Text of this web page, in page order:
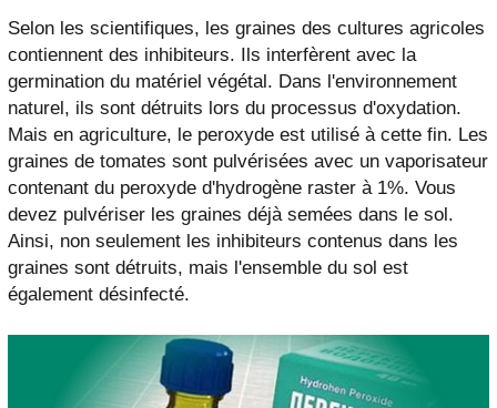
Selon les scientifiques, les graines des cultures agricoles
contiennent des inhibiteurs. Ils interfèrent avec la
germination du matériel végétal. Dans l'environnement
naturel, ils sont détruits lors du processus d'oxydation.
Mais en agriculture, le peroxyde est utilisé à cette fin. Les
graines de tomates sont pulvérisées avec un vaporisateur
contenant du peroxyde d'hydrogène raster à 1%. Vous
devez pulvériser les graines déjà semées dans le sol.
Ainsi, non seulement les inhibiteurs contenus dans les
graines sont détruits, mais l'ensemble du sol est
également désinfecté.